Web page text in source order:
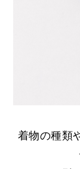
着物の種類